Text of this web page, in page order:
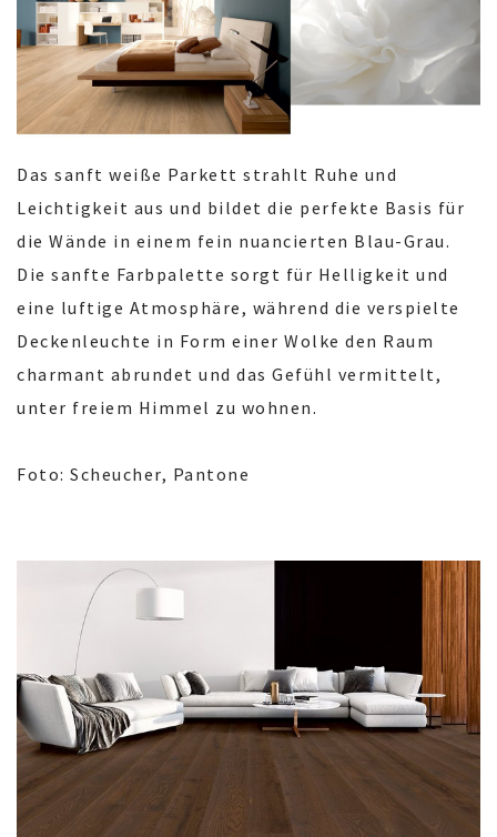
Das sanft weiße Parkett strahlt Ruhe und
Leichtigkeit aus und bildet die perfekte Basis für
die Wände in einem fein nuancierten Blau-Grau.
Die sanfte Farbpalette sorgt für Helligkeit und
eine luftige Atmosphäre, während die verspielte
Deckenleuchte in Form einer Wolke den Raum
charmant abrundet und das Gefühl vermittelt,
unter freiem Himmel zu wohnen.
Foto: Scheucher, Pantone